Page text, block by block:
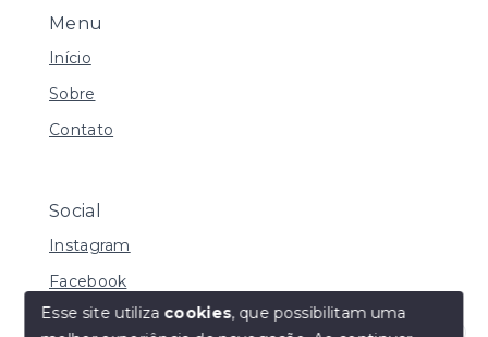
Menu
Início
Sobre
Contato
Social
Instagram
Facebook
Esse site utiliza cookies, que possibilitam uma